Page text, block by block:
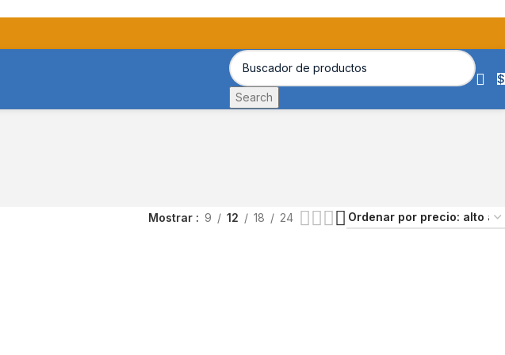
Search
$
Mostrar 9 12 18 24